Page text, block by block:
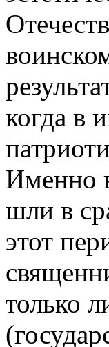
когда в
Именно
шли в
этот
только